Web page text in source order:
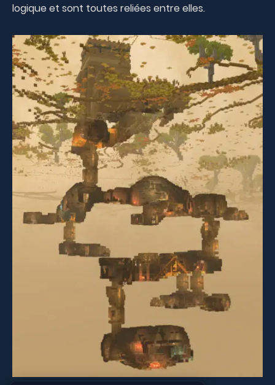
logique et sont toutes reliées entre elles.